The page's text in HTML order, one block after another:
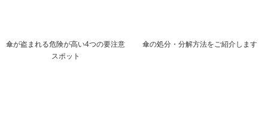
傘が盗まれる危険が高い4つの要注意
スポット
傘の処分・分解方法をご紹介します